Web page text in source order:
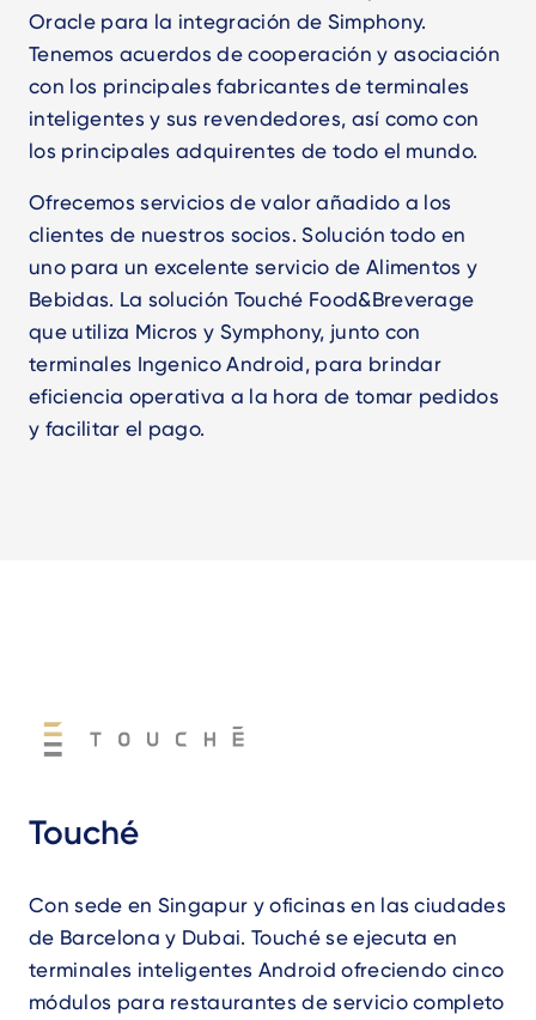
Oracle para la integración de Simphony.
Tenemos acuerdos de cooperación y asociación
con los principales fabricantes de terminales
inteligentes y sus revendedores, así como con
los principales adquirentes de todo el mundo.
Ofrecemos servicios de valor añadido a los
clientes de nuestros socios. Solución todo en
uno para un excelente servicio de Alimentos y
Bebidas. La solución Touché Food&Breverage
que utiliza Micros y Symphony, junto con
terminales Ingenico Android, para brindar
eficiencia operativa a la hora de tomar pedidos
y facilitar el pago.
Touché
Con sede en Singapur y oficinas en las ciudades
de Barcelona y Dubai. Touché se ejecuta en
terminales inteligentes Android ofreciendo cinco
módulos para restaurantes de servicio completo